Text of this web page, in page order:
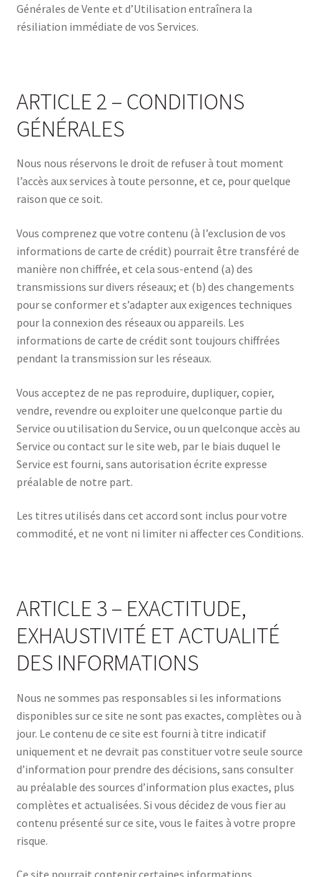
Générales de Vente et d’Utilisation entraînera la
résiliation immédiate de vos Services.
ARTICLE 2 – CONDITIONS
GÉNÉRALES
Nous nous réservons le droit de refuser à tout moment
l’accès aux services à toute personne, et ce, pour quelque
raison que ce soit.
Vous comprenez que votre contenu (à l’exclusion de vos
informations de carte de crédit) pourrait être transféré de
manière non chiffrée, et cela sous-entend (a) des
transmissions sur divers réseaux; et (b) des changements
pour se conformer et s’adapter aux exigences techniques
pour la connexion des réseaux ou appareils. Les
informations de carte de crédit sont toujours chiffrées
pendant la transmission sur les réseaux.
Vous acceptez de ne pas reproduire, dupliquer, copier,
vendre, revendre ou exploiter une quelconque partie du
Service ou utilisation du Service, ou un quelconque accès au
Service ou contact sur le site web, par le biais duquel le
Service est fourni, sans autorisation écrite expresse
préalable de notre part.
Les titres utilisés dans cet accord sont inclus pour votre
commodité, et ne vont ni limiter ni affecter ces Conditions.
ARTICLE 3 – EXACTITUDE,
EXHAUSTIVITÉ ET ACTUALITÉ
DES INFORMATIONS
Nous ne sommes pas responsables si les informations
disponibles sur ce site ne sont pas exactes, complètes ou à
jour. Le contenu de ce site est fourni à titre indicatif
uniquement et ne devrait pas constituer votre seule source
d’information pour prendre des décisions, sans consulter
au préalable des sources d’information plus exactes, plus
complètes et actualisées. Si vous décidez de vous fier au
contenu présenté sur ce site, vous le faites à votre propre
risque.